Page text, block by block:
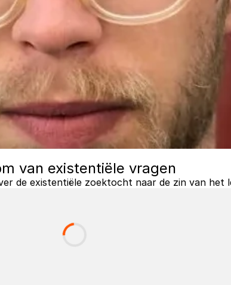
van existentiële vragen
de existentiële zoektocht naar de zin van het